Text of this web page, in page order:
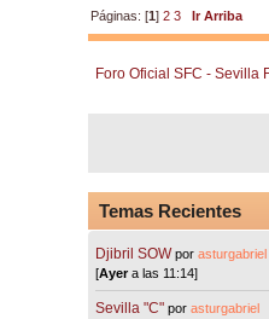
Páginas: [1]2 3 Ir Arriba
Foro Oficial SFC - Sevilla
Temas Recientes
Djibril SOW porasturgabriel
[Ayera las 11:14]
Sevilla "C"porasturgabriel